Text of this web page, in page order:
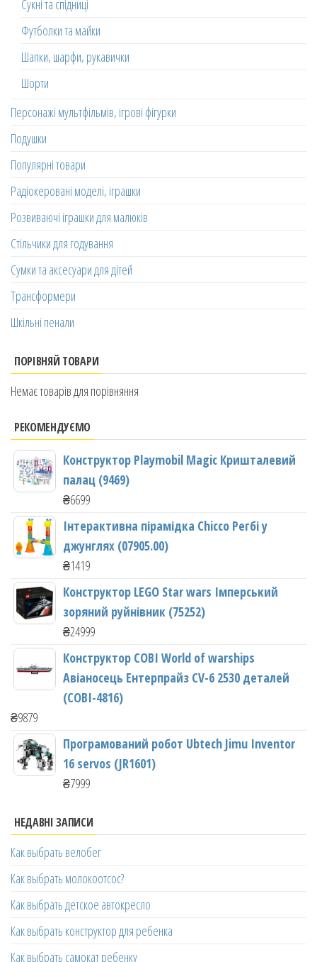
Сукні та спідниці
Футболки та майки
Шапки, шарфи, рукавички
Шорти
Персонажі мультфільмів, ігрові фігурки
Подушки
Популярні товари
Радіокеровані моделі, іграшки
Розвиваючі іграшки для малюків
Стільчики для годування
Сумки та аксесуари для дітей
Трансформери
Шкільні пенали
ПОРІВНЯЙ ТОВАРИ
Немає товарів для порівняння
РЕКОМЕНДУЄМО
Конструктор Playmobil Magic Кришталевий
палац (9469)
₴6699
Інтерактивна пірамідка Chicco Регбі у
джунглях (07905.00)
₴1419
Конструктор LEGO Star wars Імперський
зоряний руйнівник (75252)
₴24999
Конструктор COBI World of warships
Авіаносець Ентерпрайз CV-6 2530 деталей
(COBI-4816)
₴9879
Програмований робот Ubtech Jimu Inventor
16 servos (JR1601)
₴7999
НЕДАВНІ ЗАПИСИ
Как выбрать велобег
Как выбрать молокоотсос?
Как выбрать детское автокресло
Как выбрать конструктор для ребенка
Как выбрать самокат ребенку